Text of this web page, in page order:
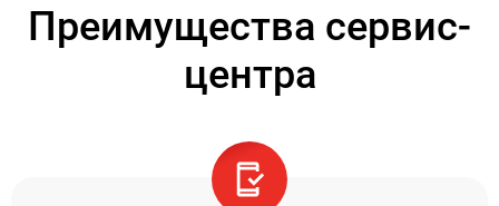
Преимущества сервис-
центра